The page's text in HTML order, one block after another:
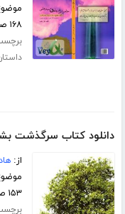
۱۶۸ صفحه
دانلود کتاب سرگذشت
از:
۱۵۳ صفحه